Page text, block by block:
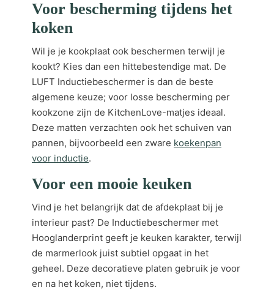
Voor bescherming tijdens het
koken
Wil je je kookplaat ook beschermen terwijl je
kookt? Kies dan een hittebestendige mat. De
LUFT Inductiebeschermer is dan de beste
algemene keuze; voor losse bescherming per
kookzone zijn de KitchenLove-matjes ideaal.
Deze matten verzachten ook het schuiven van
pannen, bijvoorbeeld een zware koekenpan
voor inductie.
Voor een mooie keuken
Vind je het belangrijk dat de afdekplaat bij je
interieur past? De Inductiebeschermer met
Hooglanderprint geeft je keuken karakter, terwijl
de marmerlook juist subtiel opgaat in het
geheel. Deze decoratieve platen gebruik je voor
en na het koken, niet tijdens.